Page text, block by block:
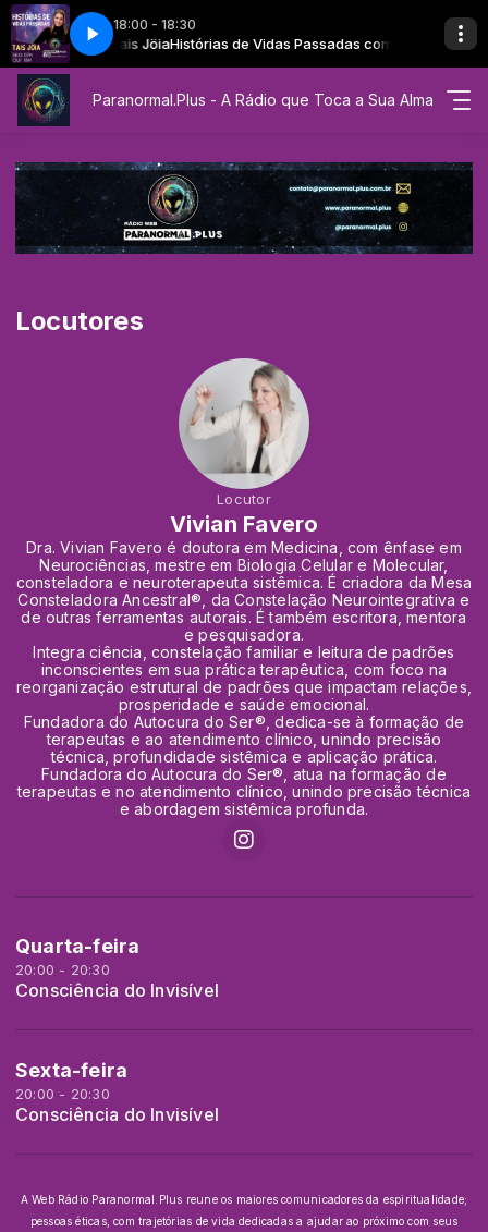
18:00 - 18:30
com Tais JöiaHistórias de Vidas Passadas com Tais Jöia
- Tais Jóia - Laine AndradeEP 39 - Histórias de Vidas Passadas -
Paranormal.Plus - A Rádio que Toca a Sua Alma
Locutores
Locutor
Vivian Favero
Dra. Vivian Favero é doutora em Medicina, com ênfase em
Neurociências, mestre em Biologia Celular e Molecular,
consteladora e neuroterapeuta sistêmica. É criadora da Mesa
Consteladora Ancestral®, da Constelação Neurointegrativa e
de outras ferramentas autorais. É também escritora, mentora
e pesquisadora.
Integra ciência, constelação familiar e leitura de padrões
inconscientes em sua prática terapêutica, com foco na
reorganização estrutural de padrões que impactam relações,
prosperidade e saúde emocional.
Fundadora do Autocura do Ser®, dedica-se à formação de
terapeutas e ao atendimento clínico, unindo precisão
técnica, profundidade sistêmica e aplicação prática.
Fundadora do Autocura do Ser®, atua na formação de
terapeutas e no atendimento clínico, unindo precisão técnica
e abordagem sistêmica profunda.
Quarta-feira
20:00 - 20:30
Consciência do Invisível
Sexta-feira
20:00 - 20:30
Consciência do Invisível
A Web Rádio Paranormal.Plus reune os maiores comunicadores da espiritualidade;
pessoas éticas, com trajetórias de vida dedicadas a ajudar ao próximo com seus